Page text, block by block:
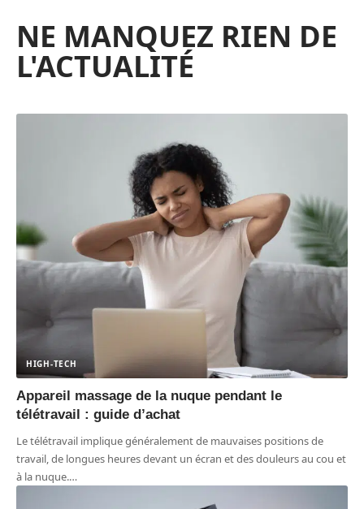
NE MANQUEZ RIEN DE
L'ACTUALITÉ
HIGH-TECH
Appareil massage de la nuque pendant le
télétravail : guide d’achat
Le télétravail implique généralement de mauvaises positions de
travail, de longues heures devant un écran et des douleurs au cou et
à la nuque.…